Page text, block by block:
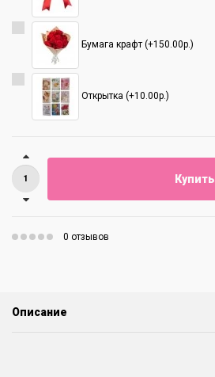
Бумага крафт (+150.00р.)
Открытка (+10.00р.)
Купить
0 отзывов
Описание